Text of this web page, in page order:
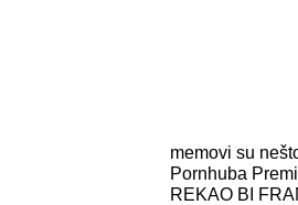
memovi su
Pornhuba
REKAO BI